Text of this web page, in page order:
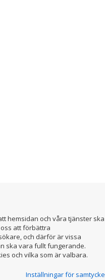
hemsidan och våra tjänster ska
att förbättra
och därför är vissa
ska vara fullt fungerande.
och vilka som är valbara.
Inställningar för samtycke